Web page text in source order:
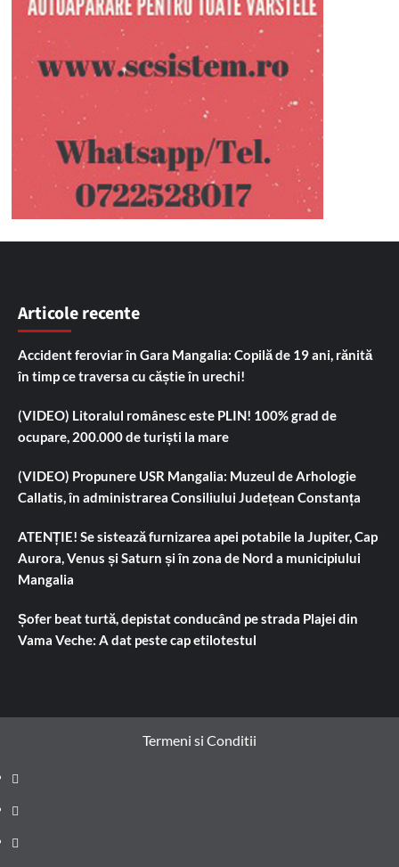
Articole recente
Accident feroviar în Gara Mangalia: Copilă de 19 ani, rănită
în timp ce traversa cu căștie în urechi!
(VIDEO) Litoralul românesc este PLIN! 100% grad de
ocupare, 200.000 de turiști la mare
(VIDEO) Propunere USR Mangalia: Muzeul de Arhologie
Callatis, în administrarea Consiliului Județean Constanța
ATENȚIE! Se sistează furnizarea apei potabile la Jupiter, Cap
Aurora, Venus și Saturn și în zona de Nord a municipiului
Mangalia
Șofer beat turtă, depistat conducând pe strada Plajei din
Vama Veche: A dat peste cap etilotestul
Termeni si Conditii
Prima
pagină
Știri
de
Administrație